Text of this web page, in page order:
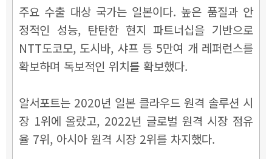
주요 수출 대상 국가는 일본이다. 높은 품질과 안
정적인 성능, 탄탄한 현지 파트너십을 기반으로
NTT도코모, 도시바, 샤프 등 5만여 개 레퍼런스를
확보하며 독보적인 위치를 확보했다.
알서포트는 2020년 일본 클라우드 원격 솔루션 시
장 1위에 올랐고, 2022년 글로벌 원격 시장 점유
율 7위, 아시아 원격 시장 2위를 차지했다.